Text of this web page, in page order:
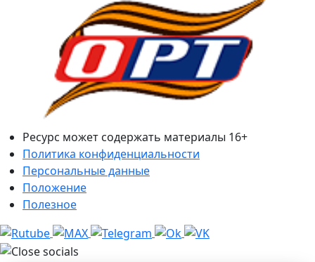
Ресурс может содержать материалы 16+
Политика конфиденциальности
Персональные данные
Положение
Полезное